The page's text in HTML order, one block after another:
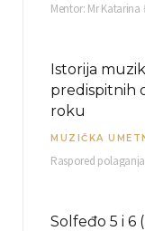
Istorija
predispitnih
roku
MUZIČKA
Solfeđo 5 i 6